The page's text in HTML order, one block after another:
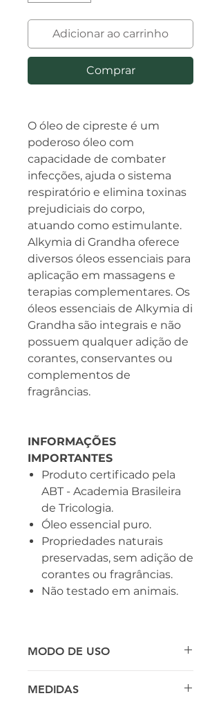
Adicionar ao carrinho
Comprar
O óleo de cipreste é um
poderoso óleo com
capacidade de combater
infecções, ajuda o sistema
respiratório e elimina toxinas
prejudiciais do corpo,
atuando como estimulante.
Alkymia di Grandha oferece
diversos óleos essenciais para
aplicação em massagens e
terapias complementares. Os
óleos essenciais de Alkymia di
Grandha são integrais e não
possuem qualquer adição de
corantes, conservantes ou
complementos de
fragrâncias.
INFORMAÇÕES
IMPORTANTES
Produto certificado pela
ABT - Academia Brasileira
de Tricologia.
Óleo essencial puro.
Propriedades naturais
preservadas, sem adição de
corantes ou fragrâncias.
Não testado em animais.
MODO DE USO
faciais, cranianas ou até
MEDIDAS